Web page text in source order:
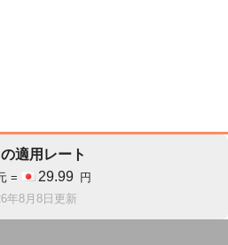
適用レート
= 29.99
円
年8月8日更新